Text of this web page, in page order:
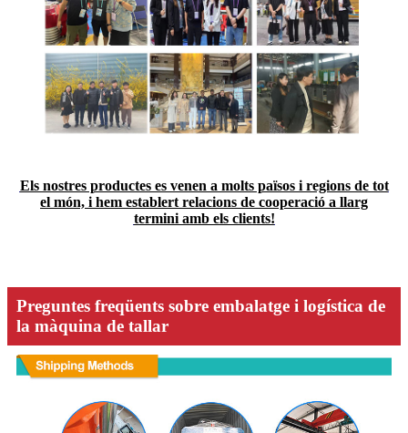
Els nostres productes es venen a molts països i regions de tot
el món, i hem establert relacions de cooperació a llarg
termini amb els clients!
Preguntes freqüents sobre embalatge i logística de
la màquina de tallar